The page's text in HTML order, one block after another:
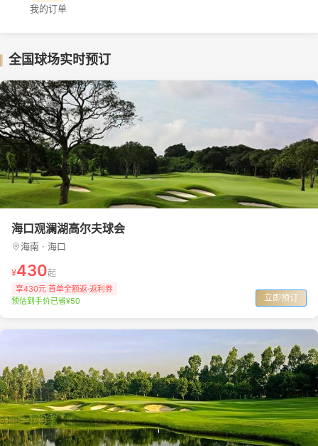
我的订单
全国球场实时预订
海口观澜湖高尔夫球会
海南 · 海口
¥430起
享430元 首单全额返·返利券
预估到手价已省¥50
立即预订